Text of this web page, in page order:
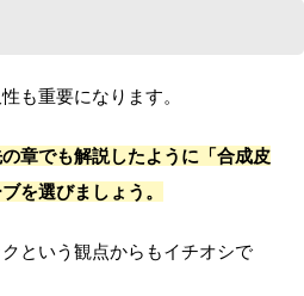
も重要になります。
章でも解説したように「合成皮
を選びましょう。
という観点からもイチオシで